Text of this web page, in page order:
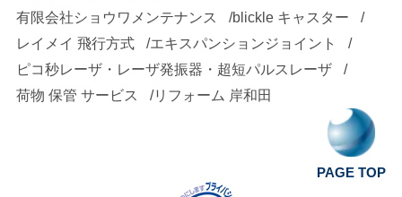
有限会社ショウワメンテナンス
blickle キャスター
レイメイ 飛行方式
エキスパンションジョイント
ピコ秒レーザ・レーザ発振器・超短パルスレーザ
荷物 保管 サービス
リフォーム 岸和田
PAGE TOP